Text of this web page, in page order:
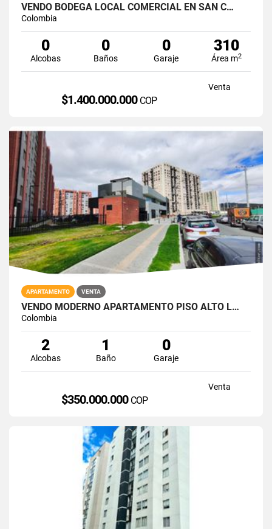
VENDO BODEGA LOCAL COMERCIAL EN SAN C…
Colombia
0
Alcobas
0
Baños
0
Garaje
310
Área m2
Venta
$1.400.000.000 COP
APARTAMENTO VENTA
VENDO MODERNO APARTAMENTO PISO ALTO L…
Colombia
2
Alcobas
1
Baño
0
Garaje
Venta
$350.000.000 COP